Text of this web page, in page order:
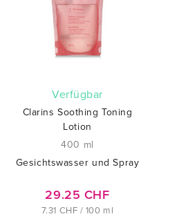
verfügbar
Clarins Soothing Toning
Lotion
400 ml
Gesichtswasser und Spray
29.25 CHF
7.31 CHF / 100 ml